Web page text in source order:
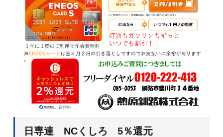
日専連 NCくしろ 5％還元